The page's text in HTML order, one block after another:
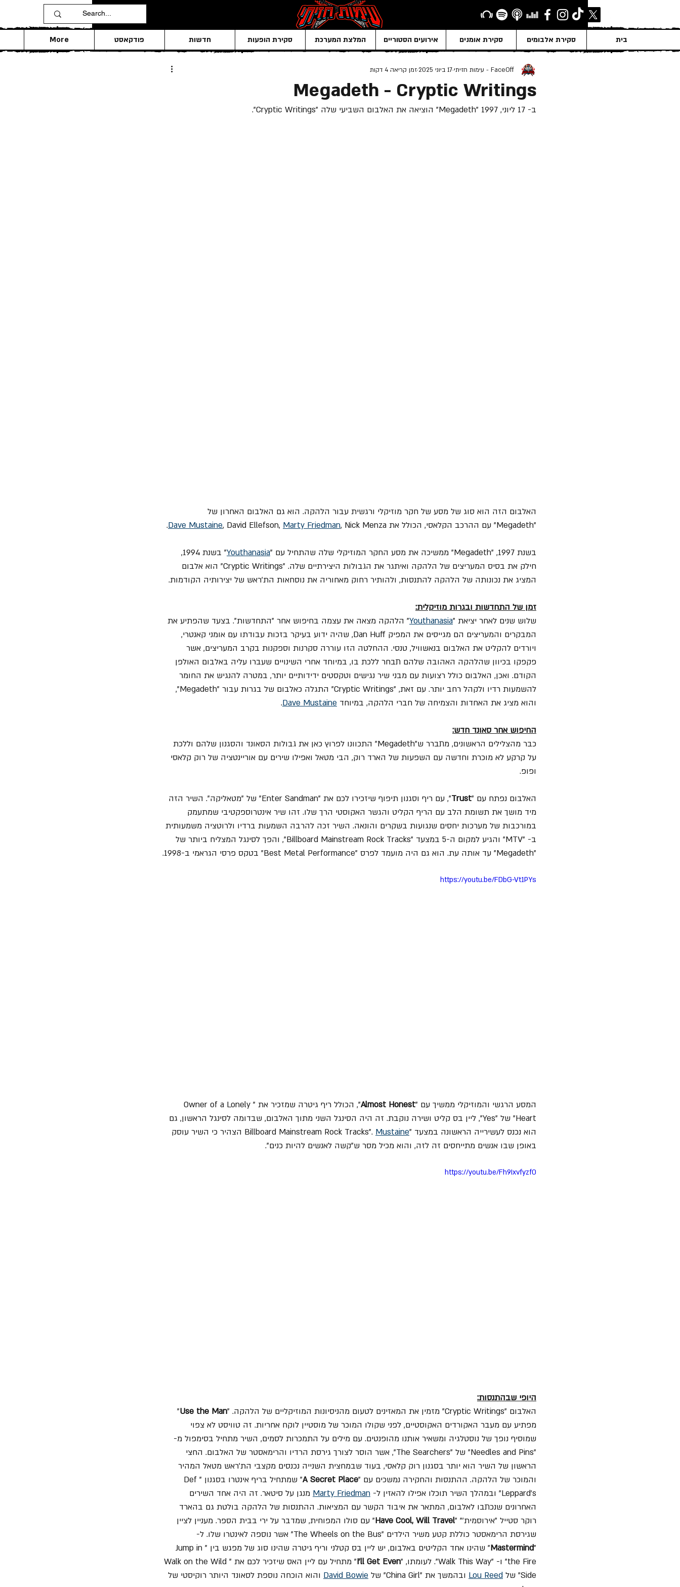
בית סקירת אלבומים סקירת אומנים אירועים הסטוריים המלצת המערכת סקירת הופעות חדשות פודקאסט More
Megadeth - Cryptic Writings
FaceOff - עימות חזיתי 17 ביוני 2025 זמן קריאה 4 דקות
ב- 17 ליוני, 1997 "Megadeth" הוציאה את האלבום השביעי שלה "Cryptic Writings".
האלבום הזה הוא סוג של מסע של חקר מוזיקלי ורגשית עבור הלהקה. הוא גם האלבום האחרון של
"Megadeth" עם ההרכב הקלאסי, הכולל את
Dave Mustaine, David Ellefson, Marty Friedman, Nick Menza.
בשנת 1997, "Megadeth" ממשיכה את מסע החקר המוזיקלי שלה שהתחיל עם " Youthanasia
" בשנת 1994,
חילק את בסיס המעריצים של הלהקה ואיתגר את הגבולות היצירתיים שלה. "Cryptic Writings" הוא אלבום
המציג את נכונותה של הלהקה להתנסות, ולהותיר רחוק מאחוריה את נוסחאות הת'ראש של יצירותיה הקודמות.
זמן של התחדשות ובגרות מוזיקלית:
שלוש שנים לאחר יציאת "Youthanasia" הלהקה מצאה את עצמה בחיפוש אחר "התחדשות". בצעד שהפתיע את
המבקרים והמעריצים הם מגייסים את המפיק Dan Huff, שהיה ידוע בעיקר בזכות עבודתו עם אומני קאנטרי,
ויורדים להקליט את האלבום בנאשוויל, טנסי. ההחלטה הזו עוררה סקרנות וספקנות בקרב המעריצים, אשר
פקפקו בכיוון שהלהקה האהובה שלהם תבחר ללכת בו, במיוחד אחרי השינויים שעברו עליה באלבום האולפן
הקודם. ואכן, האלבום כולל רצועות עם מבני שיר נגישים וטקסטים ידידותיים יותר, במטרה להנגיש את החומר
להשמעות רדיו ולקהל רחב יותר. עם זאת, "Cryptic Writings" התגלה כאלבום של בגרות עבור "Megadeth",
והוא מציג את האחדות והצמיחה של חברי הלהקה, במיוחד Dave Mustaine
.
החיפוש אחר סאונד חדש:
כבר מהצלילים הראשונים, מתברר ש"Megadeth" התכוונו לפרוץ כאן את גבולות הסאונד והסגנון שלהם וללכת
על קרקע לא מוכרת וחדשה עם השפעות של הארד רוק, הבי מטאל ואפילו שירים עם אוריינטציה של רוק קלאסי
ופופ.
האלבום נפתח עם "Trust
", עם ריף וסגנון תיפוף שיזכירו לכם את "Enter Sandman" של "מטאליקה". השיר הזה
מיד מושך את תשומת הלב עם הריף הקליט והגשר האקוסטי הרך שלו. זהו שיר אינטרוספקטיבי שמתעמק
במורכבות של מערכות יחסים שנגועות בשקרים והונאה. השיר זכה להרבה השמעות ברדיו ולרוטציה משמעותית
ב- "MTV" והגיע למקום ה-5 במצעד "Billboard Mainstream Rock Tracks", והפך לסינגל המצליח ביותר של
"Megadeth" עד אותה עת. הוא גם היה מועמד לפרס "Best Metal Performance" בטקס פרסי הגראמי ב-1998.
https://youtu.be/FDbG-Vt1PYs
המסע הרגשי והמוזיקלי ממשיך עם "Almost Honest
", הכולל ריף גיטרה שמזכיר את "Owner of a Lonely
Heart" של "Yes", ליין בס קליט ושירה נוקבת. זה היה הסינגל השני מתוך האלבום, שבדומה לסינגל הראשון, גם
הוא נכנס לעשירייה הראשונה במצעד "Billboard Mainstream Rock Tracks". Mustaine
הצהיר כי השיר עוסק
באופן שבו אנשים מתייחסים זה לזה, והוא מכיל מסר ש"קשה לאנשים להיות כנים".
https://youtu.be/Fh9Ixvfyzf0
היופי שבהתנסות:
האלבום "Cryptic Writings" מזמין את המאזינים לטעום מהניסיונות המוזיקליים של הלהקה. "
Use the Man
"
מפתיע עם מעבר האקורדים האקוסטיים, לפני שקולו המוכר של מוסטיין לוקח אחריות. זה טוויסט לא צפוי
שמוסיף נופך של נוסטלגיה ומשאיר אותנו מהופנטים. עם מילים על התמכרות לסמים, השיר מתחיל בסימפול מ-
"Needles and Pins" של "The Searchers", אשר הוסר לצורך גירסת הרדיו והרימאסטר של האלבום. החצי
הראשון של השיר הוא יותר בסגנון רוק קלאסי, בעוד שבמחצית השנייה נכנסים מקצבי הת'ראש מטאל המהיר
והמוכר של הלהקה. ההתנסות והחקירה נמשכים עם "A Secret Place
" שמתחיל בריף אינטרו בסגנון "Def
Leppard's" ובמהלך השיר תוכלו אפילו להאזין ל-
Marty Friedman מנגן על סיטאר. זה היה אחד השירים
האחרונים שנכתבו לאלבום, המתאר את איבוד הקשר עם המציאות. ההתנסות של הלהקה בולטת גם בהארד
רוקר סטייל "אירוסמית'" "Have Cool, Will Travel" עם סולו המפוחית, שמדבר על ירי בבית הספר. מעניין לציין
שגירסת הרימאסטר כוללת קטע משיר הילדים "The Wheels on the Bus" אשר נוספה לאינטרו שלו. ל-
"
Mastermind
" שהינו אחד הקליטים באלבום, יש ליין בס קטלני וריף גיטרה שהינו סוג של מפגש בין "Jump in
the Fire" ו- "Walk This Way". לעומתו, "
I'll Get Even
" מתחיל עם ליין האס שיזכיר לכם את "Walk on the Wild
Side" של
Lou Reed ובהמשך את "China Girl" של David Bowie והוא הוכחה נוספת לסאונד היותר רוקיסטי של